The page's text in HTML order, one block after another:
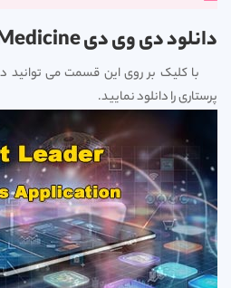
دانلود دی وی دی Nursing & Medicine
با کلیک بر روی این قسمت می
پرستاری را دانلود نمایید.